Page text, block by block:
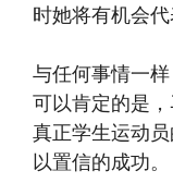
时她将有机会代
与任何事情一
可以肯定的是
真正学生运动
以置信的成功。